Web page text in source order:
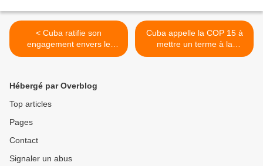
< Cuba ratifie son
engagement envers le
Mouvement des Non-
Cuba appelle la COP 15 à
mettre un terme à la
destruction de
Hébergé par Overblog
Top articles
Pages
Contact
Signaler un abus